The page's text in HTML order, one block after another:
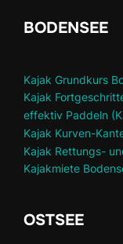
BODENSEE
Kajak Grundkurs
Kajak
effektiv Paddeln
Kajak Kurven-
Kajak Rettungs-
Kajakmiete
OSTSEE